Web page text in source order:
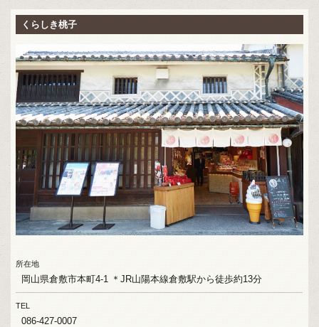
くらしき桃子
所在地
岡山県倉敷市本町4-1 ＊JR山陽本線倉敷駅から徒歩約13分
TEL
086-427-0007